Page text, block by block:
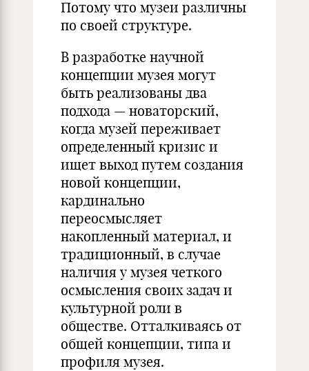
Потому что музеи различны
по своей структуре.
В разработке научной
концепции музея могут
быть реализованы два
подхода — новаторский,
когда музей переживает
определенный кризис и
ищет выход путем создания
новой концепции,
кардинально
переосмысляет
накопленный материал, и
традиционный, в случае
наличия у музея четкого
осмысления своих задач и
культурной роли в
обществе. Отталкиваясь от
общей концепции, типа и
профиля музея.